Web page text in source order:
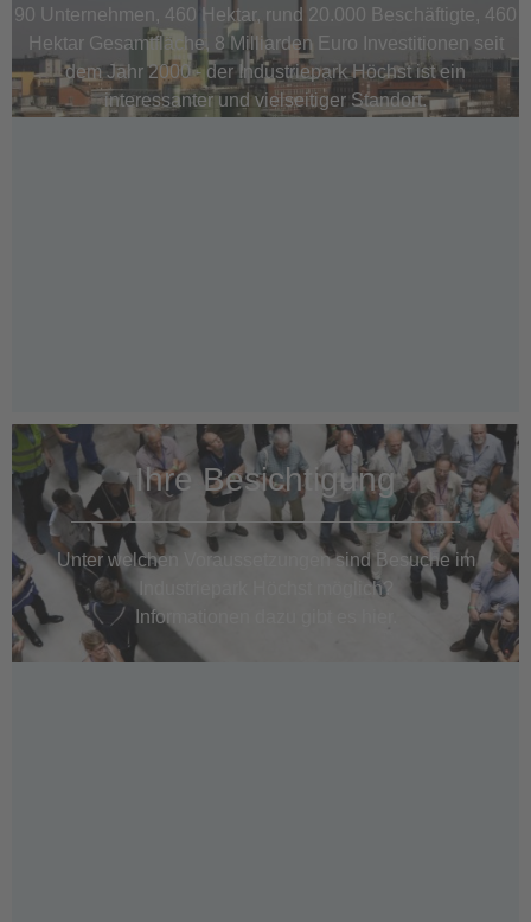
90 Unternehmen, 460 Hektar, rund 20.000 Beschäftigte, 460
Hektar Gesamtfläche, 8 Milliarden Euro Investitionen seit
dem Jahr 2000 - der Industriepark Höchst ist ein
interessanter und vielseitiger Standort.
Ihre Besichtigung
Unter welchen Voraussetzungen sind Besuche im
Industriepark Höchst möglich?
Informationen dazu gibt es hier.